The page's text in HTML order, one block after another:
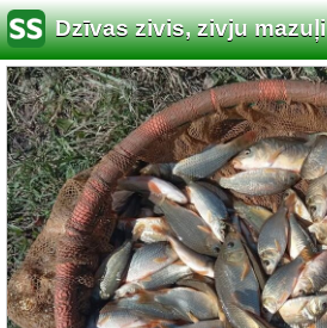
Dzīvas zivis, zivju mazuļi